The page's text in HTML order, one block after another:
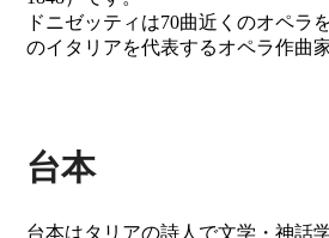
ドニゼッティは70曲近くのオペラ
のイタリアを代表するオペラ作曲家
台本
台本はタリアの詩人で文学・神話